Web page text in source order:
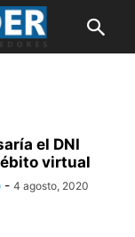
el DNI
virtual
- 4 agosto, 2020